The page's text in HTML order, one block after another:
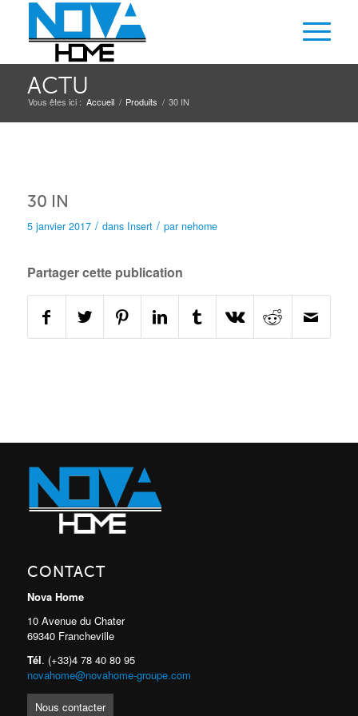
ACTU
Vous êtes ici : Accueil / Produits / 30 IN
30 IN
5 janvier 2017 / dans Insert / par nehome
Partager cette publication
CONTACT
Nova Home
10 Avenue du Chater
69340 Francheville
Tél. (+33)4 78 40 80 95
novahome@novahome-groupe.com
Nous contacter